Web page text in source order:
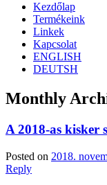
Kezdőlap
Termékeink
Linkek
Kapcsolat
ENGLISH
DEUTSH
Monthly
A 2018-as kisker
Posted on 2018.
Reply